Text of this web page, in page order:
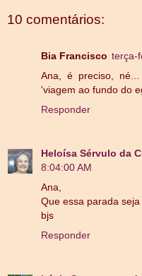
10 comentários:
Bia Francisco terça-
Ana, é preciso,
'viagem ao fundo do
Responder
Heloísa Sérvulo da
8:04:00 AM
Ana,
Que essa parada
bjs
Responder